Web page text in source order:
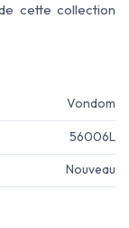
cette collection
Vondom
56006L
Nouveau